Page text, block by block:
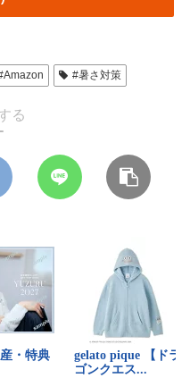
#暑さ対策
る